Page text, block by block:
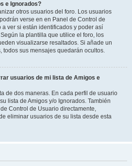
e Ignorados?
otros usuarios del foro. Los usuarios
verse en en Panel de Control de
ver si están identificados y poder así
la plantilla que utilice el foro, los
visualizarse resaltados. Si añade un
todos sus mensajes quedarán ocultos.
usuarios de mi lista de Amigos e
de dos maneras. En cada perfil de usuario
lista de Amigos y/o Ignorados. También
Control de Usuario directamente,
eliminar usuarios de su lista desde esta